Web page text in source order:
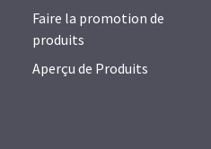
Faire la promotion de
produits
Aperçu de Produits